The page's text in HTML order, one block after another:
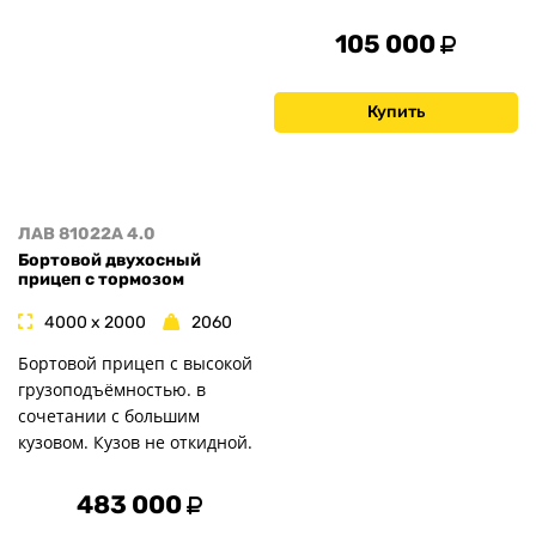
ЛАВ 81022A 4.0
Бортовой двухосный
прицеп с тормозом
4000 x 2000 2060
Бортовой прицеп с высокой
грузоподъёмностью. в
сочетании с большим
кузовом. Кузов не откидной.
483 000
105 000
Купить